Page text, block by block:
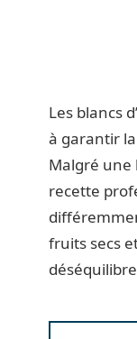
Les blancs
à garantir
Malgré une
recette
fruits secs